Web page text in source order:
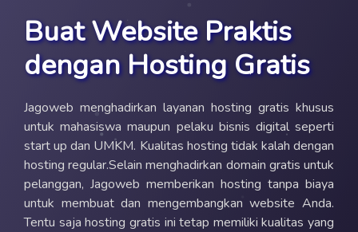
Buat Website Praktis
dengan Hosting Gratis
Jagoweb menghadirkan layanan hosting gratis khusus
untuk mahasiswa maupun pelaku bisnis digital seperti
start up dan UMKM. Kualitas hosting tidak kalah dengan
hosting regular.Selain menghadirkan domain gratis untuk
pelanggan, Jagoweb memberikan hosting tanpa biaya
untuk membuat dan mengembangkan website Anda.
Tentu saja hosting gratis ini tetap memiliki kualitas yang